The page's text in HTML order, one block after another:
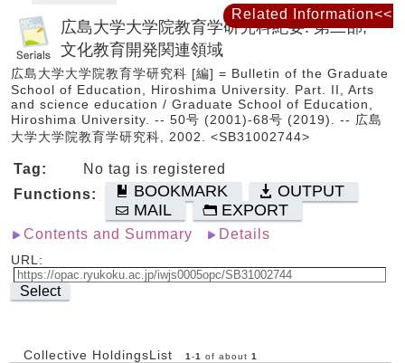
広島大学大学院教育学研究科紀要. 第二部,
文化教育開発関連領域
広島大学大学院教育学研究科 [編] = Bulletin of the Graduate
School of Education, Hiroshima University. Part. II, Arts
and science education / Graduate School of Education,
Hiroshima University. -- 50号 (2001)-68号 (2019). -- 広島
大学大学院教育学研究科, 2002. <SB31002744>
Tag:
No tag is registered
Functions:
BOOKMARK
OUTPUT
MAIL
EXPORT
Contents and Summary Details
URL:
Select
Collective HoldingsList 1 -1 of about 1
Related Information<<